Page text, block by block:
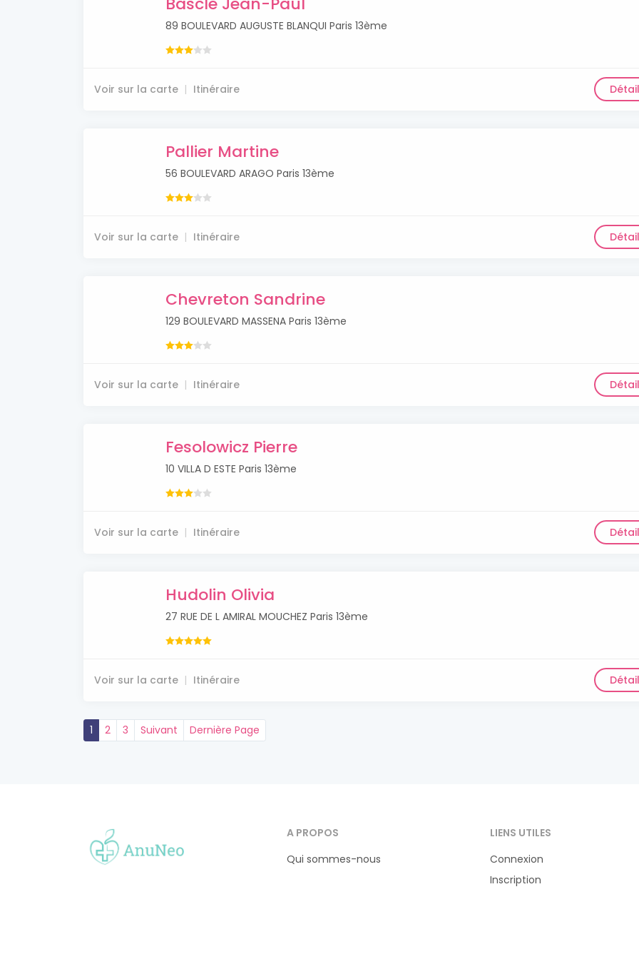
89 BOULEVARD AUGUSTE BLANQUI Paris 13ème
Voir sur la carte Itinéraire
Pallier Martine
56 BOULEVARD ARAGO Paris 13ème
Voir sur la carte Itinéraire
Chevreton Sandrine
129 BOULEVARD MASSENA Paris 13ème
Voir sur la carte Itinéraire
Fesolowicz Pierre
10 VILLA D ESTE Paris 13ème
Voir sur la carte Itinéraire
Hudolin Olivia
27 RUE DE L AMIRAL MOUCHEZ Paris 13ème
Voir sur la carte Itinéraire
1 2 3 Suivant Dernière Page
A PROPOS
Qui sommes-nous
LIENS UTILES
Connexion
Inscription